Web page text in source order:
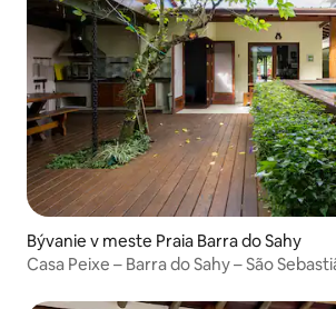
Bývanie v meste Praia Barra do Sahy
Casa Peixe – Barra do Sahy – São